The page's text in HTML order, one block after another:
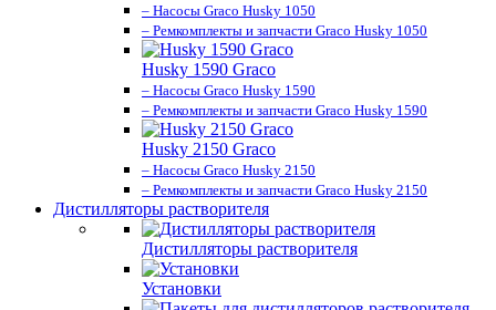
– Насосы Graco Husky 1050
– Ремкомплекты и запчасти Graco Husky 1050
Husky 1590 Graco
– Насосы Graco Husky 1590
– Ремкомплекты и запчасти Graco Husky 1590
Husky 2150 Graco
– Насосы Graco Husky 2150
– Ремкомплекты и запчасти Graco Husky 2150
Дистилляторы растворителя
Дистилляторы растворителя
Установки